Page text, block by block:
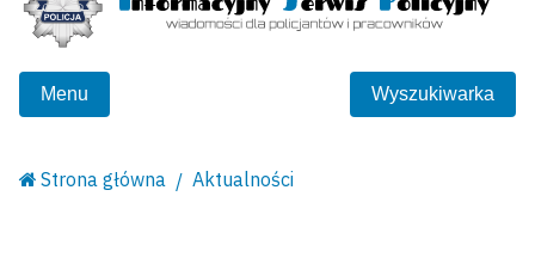
Menu Wyszukiwarka
Strona główna Aktualności